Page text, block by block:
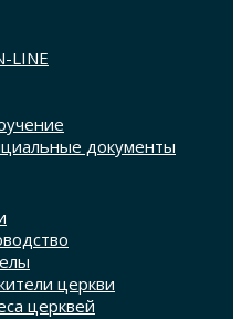
LINE
документы
церкви
церквей